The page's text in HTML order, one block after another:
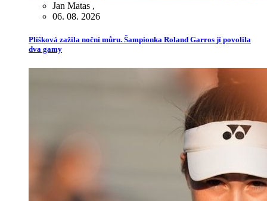
Jan Matas ,
06. 08. 2026
Plíšková zažila noční můru. Šampionka Roland Garros jí povolila
dva gamy